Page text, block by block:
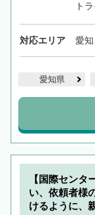
ト
対応エリア 愛
愛知県
【国際セン
い、依頼者様
けるように、